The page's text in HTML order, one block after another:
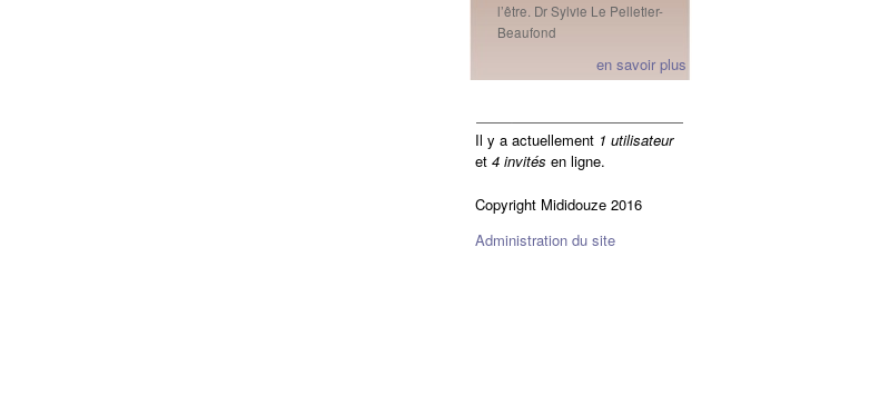
l’être. Dr Sylvie Le Pelletier-
Beaufond
en savoir plus
Il y a actuellement 1 utilisateur
et 4 invités en ligne.
Copyright Mididouze 2016
Administration du site